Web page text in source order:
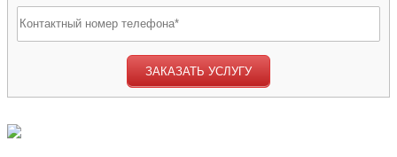
ЗАКАЗАТЬ УСЛУГУ